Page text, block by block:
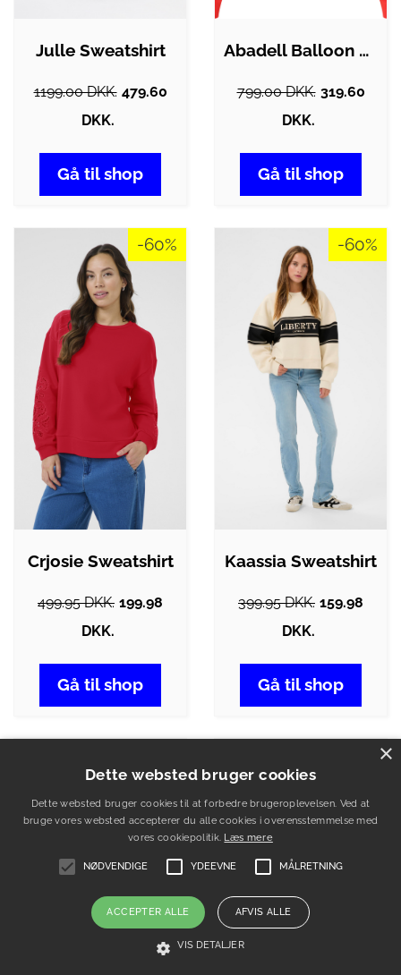
Julle Sweatshirt
1199.00 DKK. 479.60
DKK.
Gå til shop
Abadell Balloon Sweat
799.00 DKK. 319.60
DKK.
Gå til shop
-60%
Crjosie Sweatshirt
499.95 DKK. 199.98
DKK.
Gå til shop
-60%
Kaassia Sweatshirt
399.95 DKK. 159.98
DKK.
Gå til shop
Dette websted bruger cookies
Dette websted bruger cookies til at forbedre brugeroplevelsen. Ved at
bruge vores websted accepterer du alle cookies i overensstemmelse med
vores cookiepolitik. Læs mere
NØDVENDIGE YDEEVNE MÅLRETNING
ACCEPTER ALLE AFVIS ALLE
VIS DETALJER
×